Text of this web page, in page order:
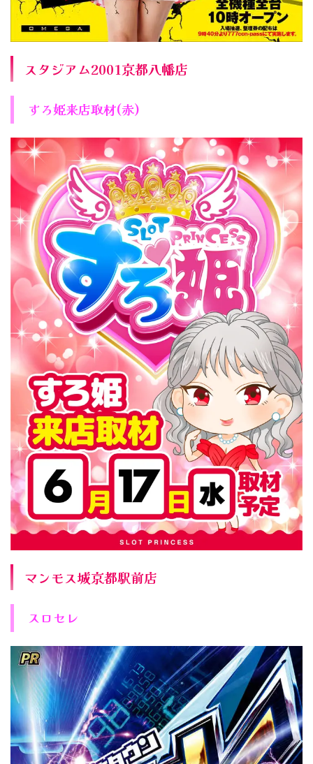
スタジアム2001京都八幡店
すろ姫来店取材(赤)
マンモス城京都駅前店
スロセレ